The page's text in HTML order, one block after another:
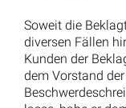
Soweit die
diversen Fällen
Kunden der
dem Vorstand